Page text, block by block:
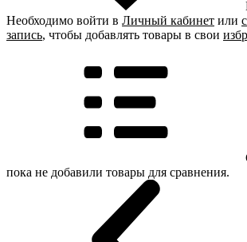
Необходимо войти в Личный кабинет или
запись, чтобы добавлять товары в свои
пока не добавили товары для сравнения.